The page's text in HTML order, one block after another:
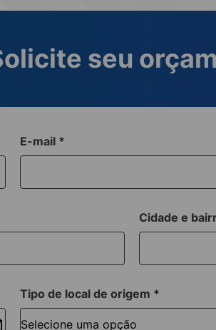
seu
E-mail *
Cidade e
Tipo de local de origem *